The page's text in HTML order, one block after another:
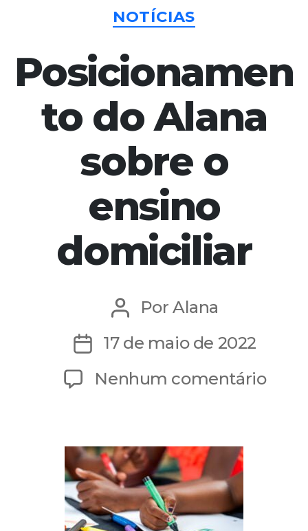
Categorias
NOTÍCIAS
Posicionamen
to do Alana
sobre o
ensino
domiciliar
Autor
do
Por Alana
Data
de
17 de maio de 2022
Nenhum comentárioem